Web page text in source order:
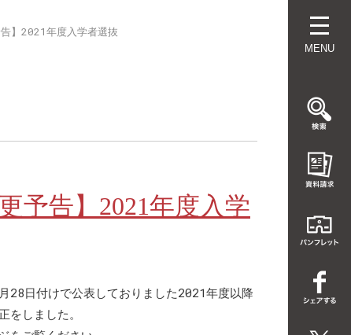
告】2021年度入学者選抜
予告】2021年度入学
28日付けで公表しておりました2021年度以降
をしました。
MENU